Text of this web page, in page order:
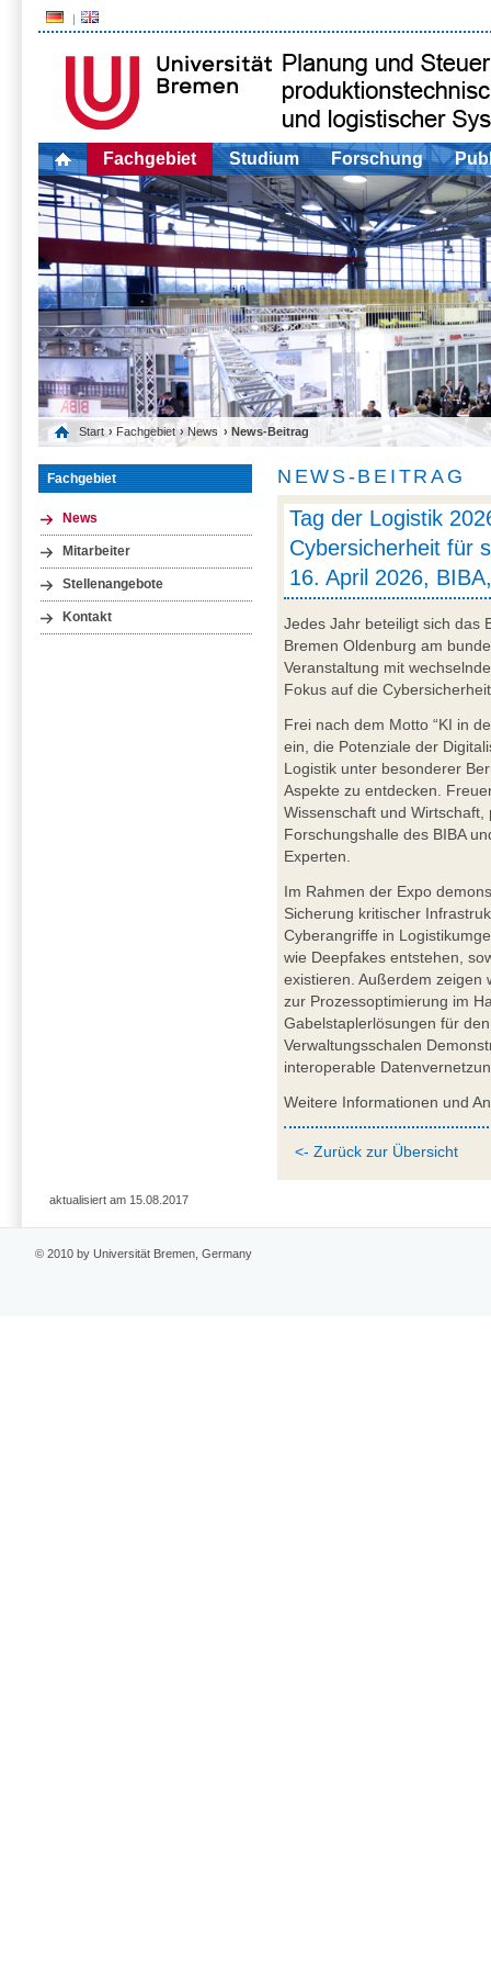
Fachgebiet Studium Forschung
Start › Fachgebiet › News › News-Beitrag
Fachgebiet
News
Mitarbeiter
Stellenangebote
Kontakt
NEWS-BEITRAG
Tag der Logistik
Cybersicherheit für
16. April 2026,
Jedes Jahr beteiligt sich das
Bremen Oldenburg am
Veranstaltung mit
Fokus auf die
Frei nach dem Motto “KI in
ein, die Potenziale der
Logistik unter besonderer
Aspekte zu entdecken.
Wissenschaft und
Forschungshalle des BIBA
Experten.
Im Rahmen der Expo
Sicherung kritischer
Cyberangriffe in
wie Deepfakes entstehen,
existieren. Außerdem zeigen
zur Prozessoptimierung im
Gabelstaplerlösungen für
Verwaltungsschalen
interoperable
Weitere Informationen und
<- Zurück zur Übersicht
aktualisiert am 15.08.2017
© 2010 by Universität Bremen, Germany